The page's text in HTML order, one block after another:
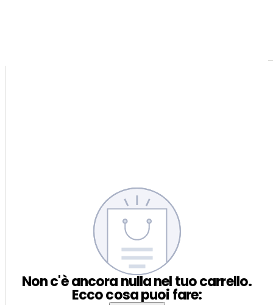
Non c'è ancora nulla nel tuo carrello.
Ecco cosa puoi fare: